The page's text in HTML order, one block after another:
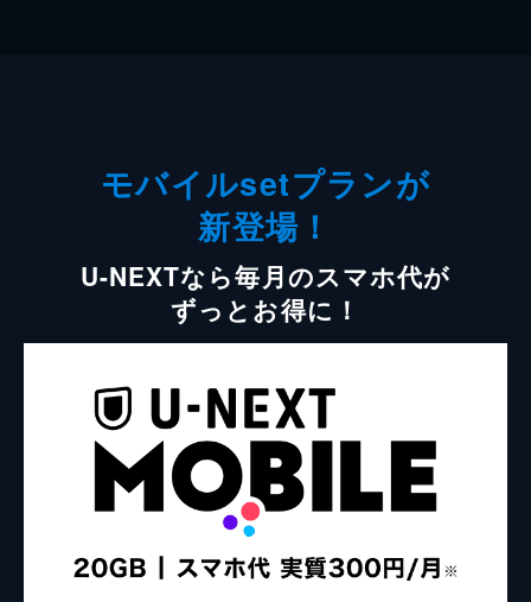
モバイルsetプランが
新登場！
U-NEXTなら毎月のスマホ代が
ずっとお得に！